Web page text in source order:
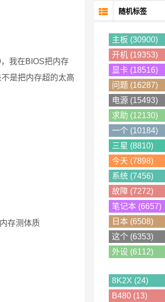
我在BIOS把内存
是把内存超的太高
存测体质
随机标签
主板 (30900)
开机 (19353)
显卡 (18516)
问题 (16287)
电源 (15493)
求助 (12130)
一个 (10184)
三星 (8810)
今天 (7898)
系统 (7456)
故障 (7272)
笔记本 (6657)
日本 (6508)
这个 (6353)
外设 (6112)
8K2X (24)
B480 (13)